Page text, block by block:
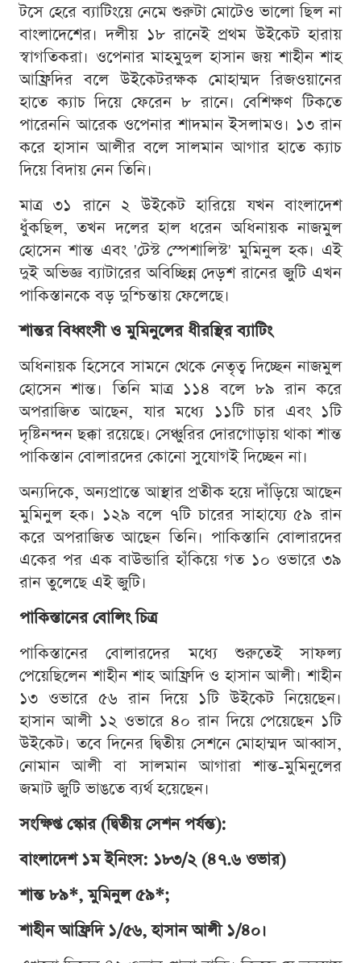
টসে হেরে ব্যাটিংয়ে নেমে শুরুটা মোটেও ভালো ছিল না
বাংলাদেশের। দলীয় ১৮ রানেই প্রথম উইকেট হারায়
স্বাগতিকরা। ওপেনার মাহমুদুল হাসান জয় শাহীন শাহ
আফ্রিদির বলে উইকেটরক্ষক মোহাম্মদ রিজওয়ানের
হাতে ক্যাচ দিয়ে ফেরেন ৮ রানে। বেশিক্ষণ টিকতে
পারেননি আরেক ওপেনার শাদমান ইসলামও। ১৩ রান
করে হাসান আলীর বলে সালমান আগার হাতে ক্যাচ
দিয়ে বিদায় নেন তিনি।
মাত্র ৩১ রানে ২ উইকেট হারিয়ে যখন বাংলাদেশ
ধুঁকছিল, তখন দলের হাল ধরেন অধিনায়ক নাজমুল
হোসেন শান্ত এবং 'টেস্ট স্পেশালিস্ট' মুমিনুল হক। এই
দুই অভিজ্ঞ ব্যাটারের অবিচ্ছিন্ন দেড়শ রানের জুটি এখন
পাকিস্তানকে বড় দুশ্চিন্তায় ফেলেছে।
শান্তর বিধ্বংসী ও মুমিনুলের ধীরস্থির ব্যাটিং
অধিনায়ক হিসেবে সামনে থেকে নেতৃত্ব দিচ্ছেন নাজমুল
হোসেন শান্ত। তিনি মাত্র ১১৪ বলে ৮৯ রান করে
অপরাজিত আছেন, যার মধ্যে ১১টি চার এবং ১টি
দৃষ্টিনন্দন ছক্কা রয়েছে। সেঞ্চুরির দোরগোড়ায় থাকা শান্ত
পাকিস্তান বোলারদের কোনো সুযোগই দিচ্ছেন না।
অন্যদিকে, অন্যপ্রান্তে আস্থার প্রতীক হয়ে দাঁড়িয়ে আছেন
মুমিনুল হক। ১২৯ বলে ৭টি চারের সাহায্যে ৫৯ রান
করে অপরাজিত আছেন তিনি। পাকিস্তানি বোলারদের
একের পর এক বাউন্ডারি হাঁকিয়ে গত ১০ ওভারে ৩৯
রান তুলেছে এই জুটি।
পাকিস্তানের বোলিং চিত্র
পাকিস্তানের বোলারদের মধ্যে শুরুতেই সাফল্য
পেয়েছিলেন শাহীন শাহ আফ্রিদি ও হাসান আলী। শাহীন
১৩ ওভারে ৫৬ রান দিয়ে ১টি উইকেট নিয়েছেন।
হাসান আলী ১২ ওভারে ৪০ রান দিয়ে পেয়েছেন ১টি
উইকেট। তবে দিনের দ্বিতীয় সেশনে মোহাম্মদ আব্বাস,
নোমান আলী বা সালমান আগারা শান্ত-মুমিনুলের
জমাট জুটি ভাঙতে ব্যর্থ হয়েছেন।
সংক্ষিপ্ত স্কোর (দ্বিতীয় সেশন পর্যন্ত):
বাংলাদেশ ১ম ইনিংস: ১৮৩/২ (৪৭.৬ ওভার)
শান্ত ৮৯*, মুমিনুল ৫৯*;
শাহীন আফ্রিদি ১/৫৬, হাসান আলী ১/৪০।